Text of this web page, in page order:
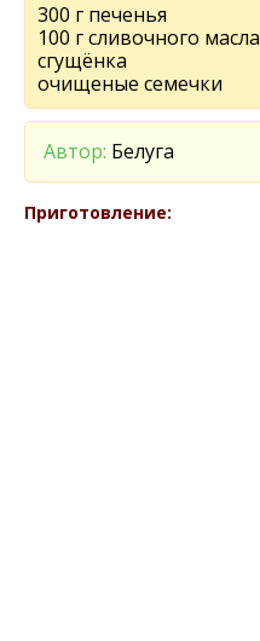
300 г печенья
100 г сливочного масла
сгущёнка
очищеные семечки
Автор: Белуга
Приготовление: